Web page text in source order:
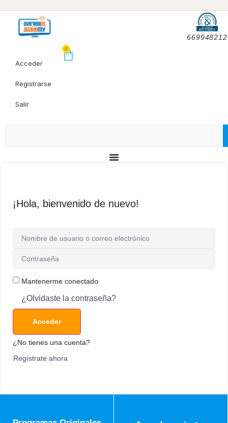
669948212
Acceder
Registrarse
Salir
0
¡Hola, bienvenido de nuevo!
Mantenerme conectado
¿Olvidaste la contraseña?
Acceder
¿No tienes una cuenta?
Regístrate ahora